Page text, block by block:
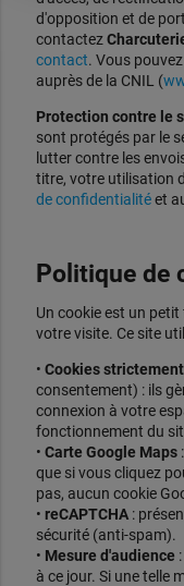
d'opposition et de
contactez
contact. Vous
auprès de la CNIL (
Protection contre le
sont protégés par le
lutter contre les
titre, votre utilisation
de confidentialitéet
Politique de
Un cookie est un
votre visite. Ce site
• Cookies
consentement) : ils
connexion à votre
fonctionnement du
• Carte Google Maps
que si vous cliquez
pas, aucun cookie
• reCAPTCHA:
sécurité (anti-spam).
• Mesure d'audience
à ce jour. Si une telle